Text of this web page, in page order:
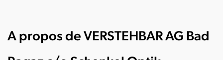
A propos de VERSTEHBAR AG Bad